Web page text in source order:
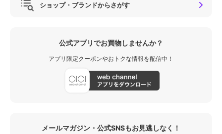
ショップ・ブランドからさがす
公式アプリでお買物しませんか？
アプリ限定クーポンやおトクな情報を配信中！
メールマガジン・公式SNSもお見逃しなく！